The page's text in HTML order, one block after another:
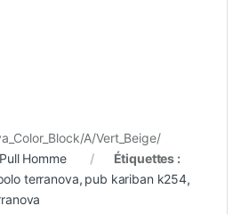
A/Vert_Beige/
Pull Homme
Étiquettes :
terranova, pub kariban k254,